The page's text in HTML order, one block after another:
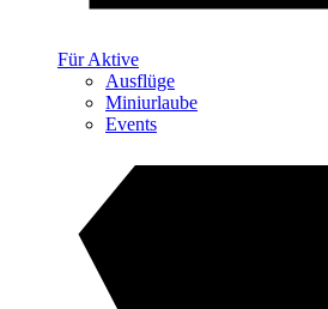
Für Aktive
Ausflüge
Miniurlaube
Events